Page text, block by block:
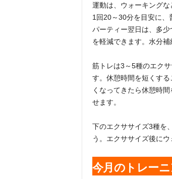
運動は、ウォーキング
1回20～30分を目安に、
パーティー翌日は、多
を軽減できます。水分補
筋トレは3～5種のエク
す。休憩時間を短くす
くなってきたら休憩時
せます。
下のエクササイズ3種を
う。エクササイズ後にウ
今月のトレー